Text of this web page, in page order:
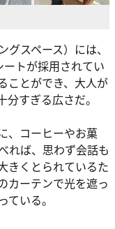
スペース）には、
トが採用されてい
ことができ、大人が
すぎる広さだ。
、コーヒーやお菓
れば、思わず会話も
きくとられているた
カーテンで光を遮っ
いる。